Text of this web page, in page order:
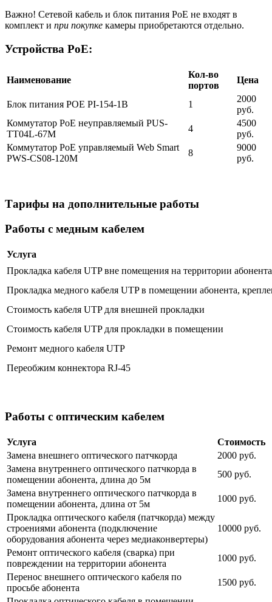
Важно! Сетевой кабель и блок питания PoE не входят в
комплект и при покупке камеры приобретаются отдельно.
Устройства PoE:
Наименование
Кол-во
портов
Цена
Блок питания POE PI-154-1B 1
2000
руб.
Коммутатор PoE неуправляемый PUS-
TT04L-67M
4
4500
руб.
Коммутатор PoE управляемый Web Smart
PWS-CS08-120M
8
9000
руб.
Тарифы на дополнительные работы
Работы с медным кабелем
Услуга
Прокладка кабеля UTP вне помещения на территории
Прокладка медного кабеля UTP в помещении абонента,
Стоимость кабеля UTP для внешней прокладки
Стоимость кабеля UTP для прокладки в помещении
Ремонт медного кабеля UTP
Переобжим коннектора RJ-45
Работы с оптическим кабелем
Услуга
Стоимость
Замена внешнего оптического патчкорда
2000 руб.
Замена внутреннего оптического патчкорда в
помещении абонента, длина до 5м
500 руб.
Замена внутреннего оптического патчкорда в
помещении абонента, длина от 5м
1000 руб.
Прокладка оптического кабеля (патчкорда) между
строениями абонента (подключение
оборудования абонента через медиаконвертеры)
10000 руб.
Ремонт оптического кабеля (сварка) при
повреждении на территории абонента
1000 руб.
Перенос внешнего оптического кабеля по
просьбе абонента
1500 руб.